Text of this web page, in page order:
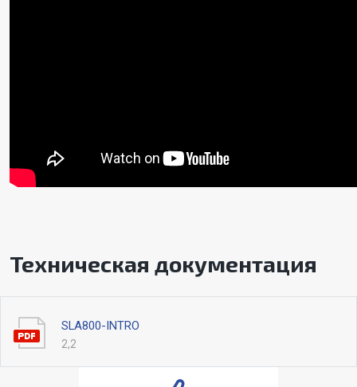
Техническая документация
SLA800-INTRO
2,2